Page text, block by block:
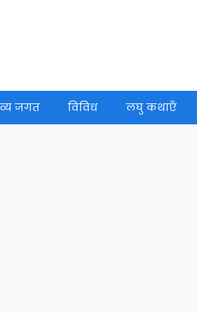
जगत विविध लघु कथाएँ